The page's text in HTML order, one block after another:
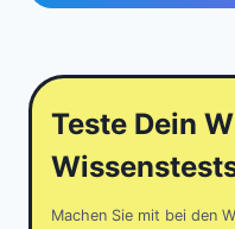
Teste Dein
Machen Sie mit bei den